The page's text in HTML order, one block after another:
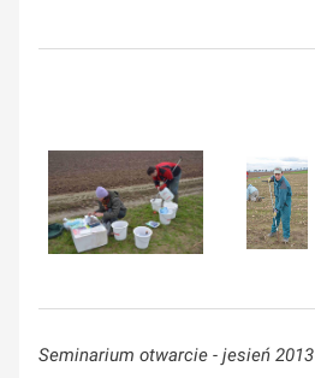
Seminarium otwarcie - jesień 2013